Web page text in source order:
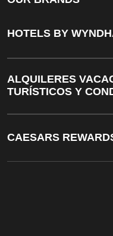
HOTELS BY
ALQUILERES
TURÍSTICOS Y
CAESARS